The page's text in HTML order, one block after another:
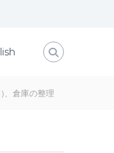
、倉庫の整理